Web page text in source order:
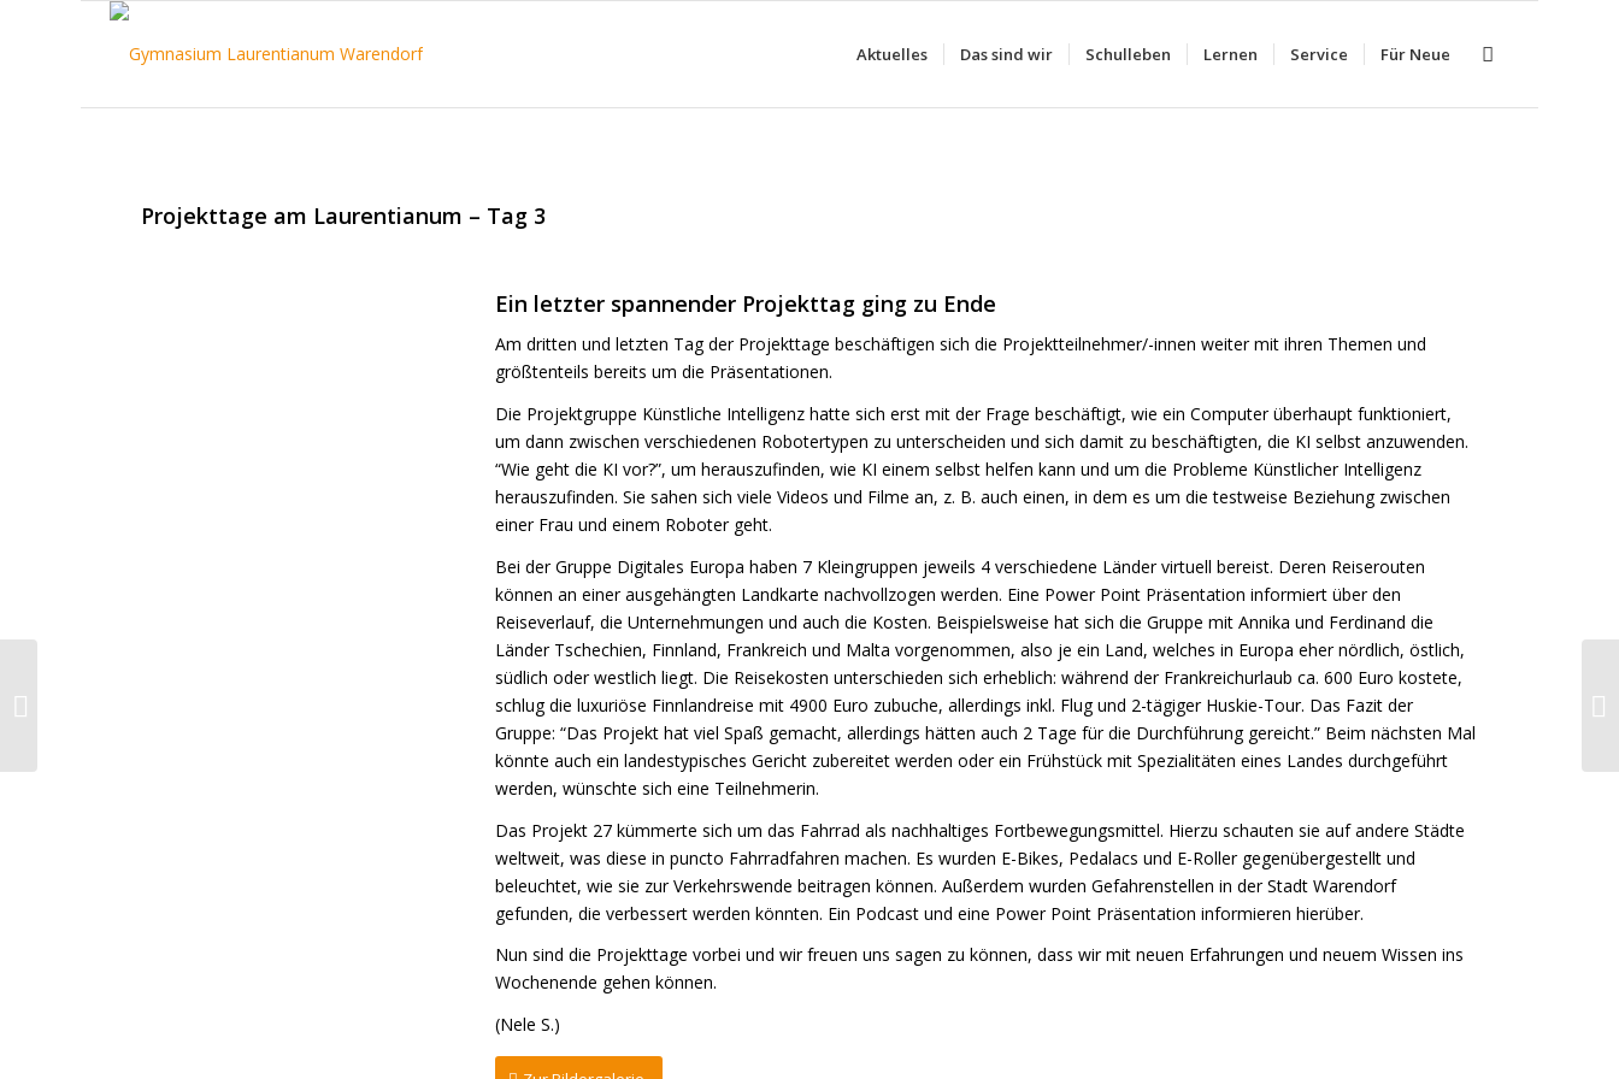
Aktuelles Das sind wir Schulleben Lernen Service Für Neue
Projekttage am Laurentianum – Tag 3
Ein letzter spannender Projekttag ging zu Ende
Am dritten und letzten Tag der Projekttage beschäftigen sich die Projektteilnehmer/-innen weiter mit ihren Themen und
größtenteils bereits um die Präsentationen.
Die Projektgruppe Künstliche Intelligenz hatte sich erst mit der Frage beschäftigt, wie ein Computer überhaupt funktioniert,
um dann zwischen verschiedenen Robotertypen zu unterscheiden und sich damit zu beschäftigten, die KI selbst anzuwenden.
“Wie geht die KI vor?”, um herauszufinden, wie KI einem selbst helfen kann und um die Probleme Künstlicher Intelligenz
herauszufinden. Sie sahen sich viele Videos und Filme an, z. B. auch einen, in dem es um die testweise Beziehung zwischen
einer Frau und einem Roboter geht.
Bei der Gruppe Digitales Europa haben 7 Kleingruppen jeweils 4 verschiedene Länder virtuell bereist. Deren Reiserouten
können an einer ausgehängten Landkarte nachvollzogen werden. Eine Power Point Präsentation informiert über den
Reiseverlauf, die Unternehmungen und auch die Kosten. Beispielsweise hat sich die Gruppe mit Annika und Ferdinand die
Länder Tschechien, Finnland, Frankreich und Malta vorgenommen, also je ein Land, welches in Europa eher nördlich, östlich,
südlich oder westlich liegt. Die Reisekosten unterschieden sich erheblich: während der Frankreichurlaub ca. 600 Euro kostete,
schlug die luxuriöse Finnlandreise mit 4900 Euro zubuche, allerdings inkl. Flug und 2-tägiger Huskie-Tour. Das Fazit der
Gruppe: “Das Projekt hat viel Spaß gemacht, allerdings hätten auch 2 Tage für die Durchführung gereicht.” Beim nächsten Mal
könnte auch ein landestypisches Gericht zubereitet werden oder ein Frühstück mit Spezialitäten eines Landes durchgeführt
werden, wünschte sich eine Teilnehmerin.
Das Projekt 27 kümmerte sich um das Fahrrad als nachhaltiges Fortbewegungsmittel. Hierzu schauten sie auf andere Städte
weltweit, was diese in puncto Fahrradfahren machen. Es wurden E-Bikes, Pedalacs und E-Roller gegenübergestellt und
beleuchtet, wie sie zur Verkehrswende beitragen können. Außerdem wurden Gefahrenstellen in der Stadt Warendorf
gefunden, die verbessert werden könnten. Ein Podcast und eine Power Point Präsentation informieren hierüber.
Nun sind die Projekttage vorbei und wir freuen uns sagen zu können, dass wir mit neuen Erfahrungen und neuem Wissen ins
Wochenende gehen können.
(Nele S.)